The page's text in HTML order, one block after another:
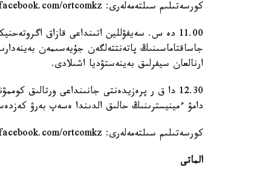
كورسەتىلىم سىلتەمەلەرى: https://www.youtube.com/user/ortcomkz، https://ru-ru.facebook.com/ortcomkz.
جاساقتاماسىنىڭ پاتەنتتەلگەن جۇيەسىمەن
ارنالعان سيفرلىق بەينەستۋديا اشىلادى.
12.30 دا ق ر پرەزيدەنتى جانىنداعى ورتالىق
دامۋ ءمينيسترىنىڭ حالىق الدىندا ەسەپ بەرۋ
كورسەتىلىم سىلتەمەلەرى: https://www.youtube.com/user/ortcomkz، https://ru-ru.facebook.com/ortcomkz.
الماتى